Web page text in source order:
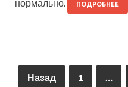
нормально. ПОДРОБНЕЕ
Назад 1 …